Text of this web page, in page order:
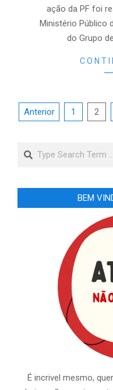
ação da PF foi
Ministério Público
do Grupo
Paginação
posts
Anterior 1 2
Search
BEM
É incrivel mesmo,